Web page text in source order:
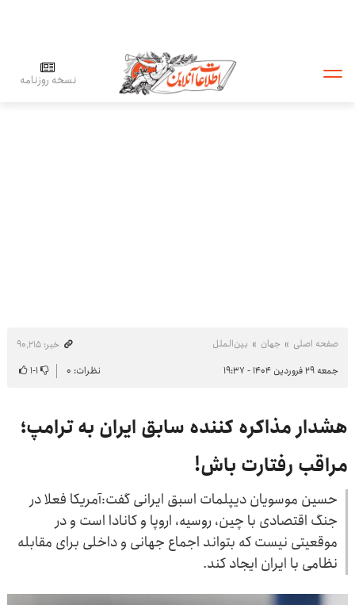
نسخه روزنامه
صفحه اصلی جهان بین‌الملل
خبر: ۹۰٬۲۱۵
جمعه ۲۹ فروردین ۱۴۰۴ - ۱۹:۳۷
نظرات: ۰ ۱-۱
هشدار مذاکره کننده سابق ایران به ترامپ؛
مراقب رفتارت باش!
حسین موسویان دیپلمات اسبق ایرانی گفت:آمریکا فعلا در
جنگ اقتصادی با چین، روسیه، اروپا و کانادا است و در
موقعیتی نیست که بتواند اجماع جهانی و داخلی برای مقابله
نظامی با ایران ایجاد کند.